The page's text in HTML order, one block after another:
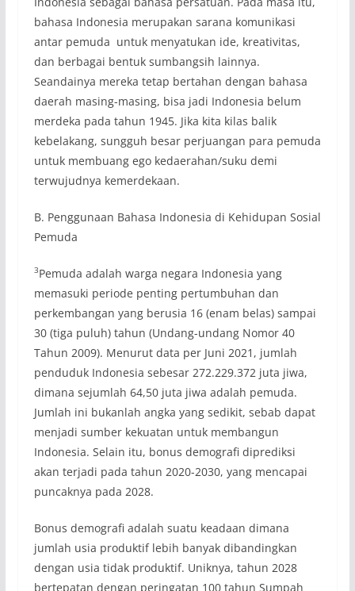
bahasa Indonesia merupakan sarana komunikasi
antar pemuda untuk menyatukan ide, kreativitas,
dan berbagai bentuk sumbangsih lainnya.
Seandainya mereka tetap bertahan dengan bahasa
daerah masing-masing, bisa jadi Indonesia belum
merdeka pada tahun 1945. Jika kita kilas balik
kebelakang, sungguh besar perjuangan para pemuda
untuk membuang ego kedaerahan/suku demi
terwujudnya kemerdekaan.
B. Penggunaan Bahasa Indonesia di Kehidupan Sosial
Pemuda
3Pemuda adalah warga negara Indonesia yang
memasuki periode penting pertumbuhan dan
perkembangan yang berusia 16 (enam belas) sampai
30 (tiga puluh) tahun (Undang-undang Nomor 40
Tahun 2009). Menurut data per Juni 2021, jumlah
penduduk Indonesia sebesar 272.229.372 juta jiwa,
dimana sejumlah 64,50 juta jiwa adalah pemuda.
Jumlah ini bukanlah angka yang sedikit, sebab dapat
menjadi sumber kekuatan untuk membangun
Indonesia. Selain itu, bonus demografi diprediksi
akan terjadi pada tahun 2020-2030, yang mencapai
puncaknya pada 2028.
Bonus demografi adalah suatu keadaan dimana
jumlah usia produktif lebih banyak dibandingkan
dengan usia tidak produktif. Uniknya, tahun 2028
bertepatan dengan peringatan 100 tahun Sumpah